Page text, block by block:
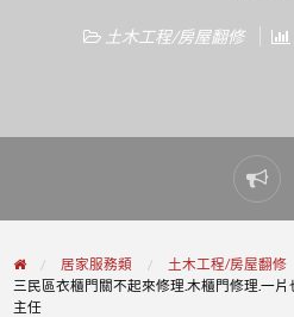
土木工程/房屋翻修
居家服務類
土木工程/房屋翻修
三民區衣櫃門關不起來修理.木櫃門修理.一
主任